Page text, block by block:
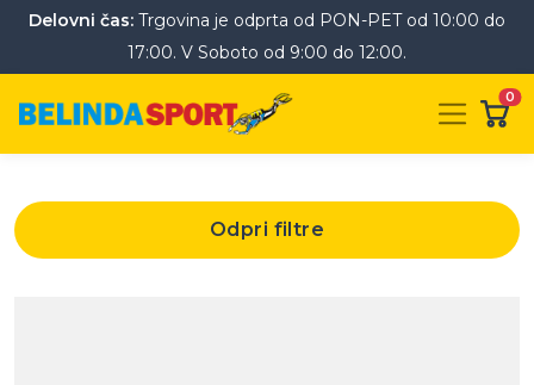
Delovni čas: Trgovina je odprta od PON-PET od 10:00 do
17:00. V Soboto od 9:00 do 12:00.
0
Odpri filtre